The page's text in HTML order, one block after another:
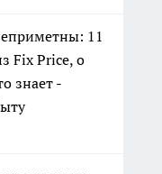
11
Fix Price, о
знает -